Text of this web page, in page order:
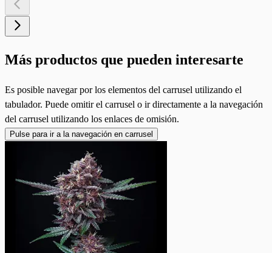
Más productos que pueden interesarte
Es posible navegar por los elementos del carrusel utilizando el
tabulador. Puede omitir el carrusel o ir directamente a la navegación
del carrusel utilizando los enlaces de omisión.
Pulse para ir a la navegación en carrusel